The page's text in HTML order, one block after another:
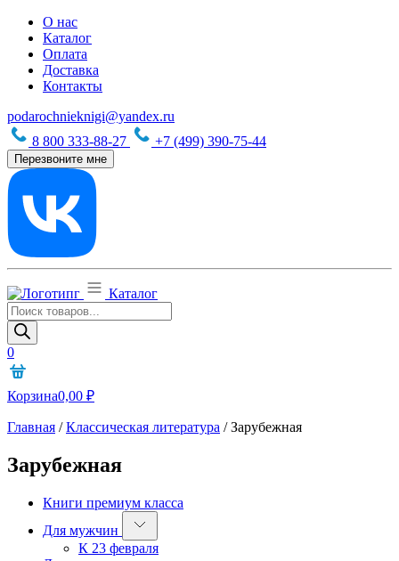
О нас
Каталог
Оплата
Доставка
Контакты
podarochnieknigi@yandex.ru
8 800 333-88-27
+7 (499) 390-75-44
Перезвоните мне
Каталог
Поиск
товаров
0
Корзина0,00 ₽
Главная /Классическая литература /Зарубежная
Зарубежная
Книги премиум класса
Для мужчин
К 23 февраля